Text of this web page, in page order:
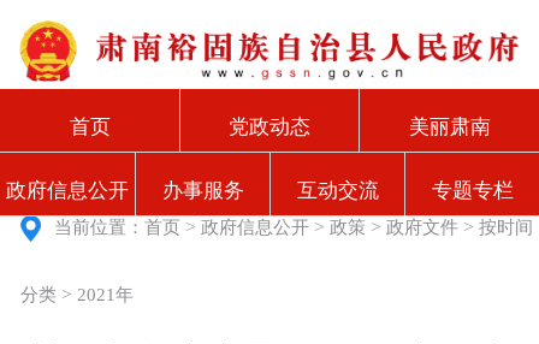
首页 党政动态 美丽肃南
政府信息公开 办事服务 互动交流 专题专栏
当前位置：首页 >政府信息公开 >政策 >政府文件 >按时间
分类 > 2021年